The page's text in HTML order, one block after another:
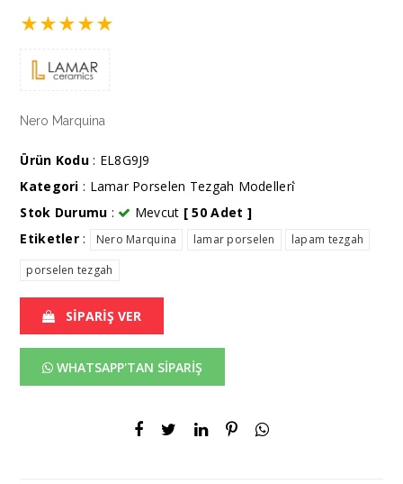
★★★★★
Nero Marquina
Ürün Kodu: EL8G9J9
Kategori : Lamar Porselen Tezgah Modelleri̇̇
Stok Durumu : Mevcut [ 50 Adet ]
Etiketler: Nero Marquina lamar porselen
lapam tezgah
porselen tezgah
SİPARİŞ VER
WHATSAPP'TAN SİPARİŞ